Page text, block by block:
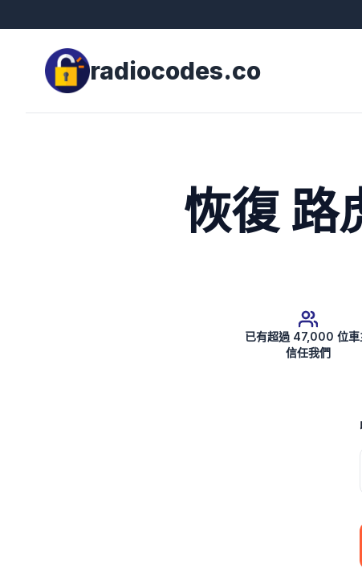
radiocodes.co
恢復 路
已有超過 47,000 位車
信任我們